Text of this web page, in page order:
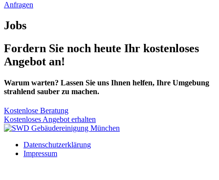
Anfragen
Jobs
Fordern Sie noch heute Ihr kostenloses
Angebot an!
Warum warten? Lassen Sie uns Ihnen helfen, Ihre Umgebung
strahlend sauber zu machen.
Kostenlose Beratung
Kostenloses Angebot erhalten
Datenschutz­erklärung
Impressum